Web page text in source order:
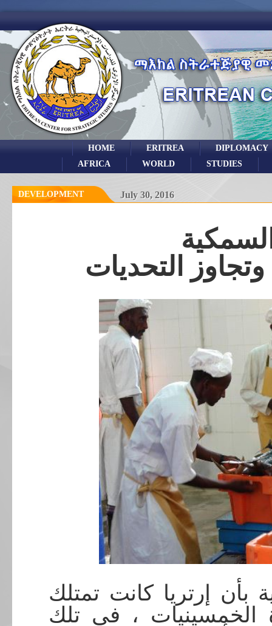
DIPLOMACY
ERITREA
HOME
STUDIES
WORLD
AFRICA
DEVELOPMENT July 30, 2016
التحديات
بأن إرتريا كانت تمتلك
الخمسينيات ، فى تلك